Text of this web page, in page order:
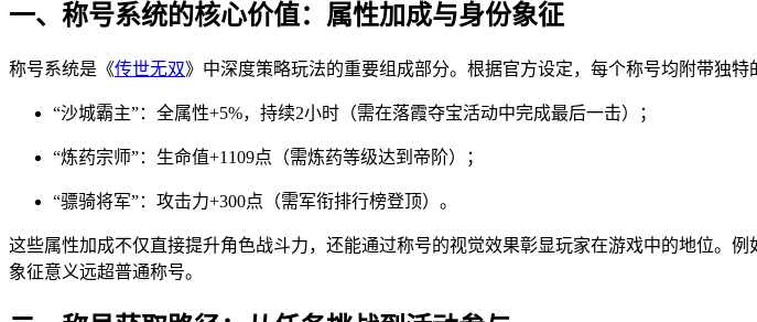
一、称号系统的核心价值：属性加成与身份象征
称号系统是《传世无双》中深度策略玩法的重要组成部分。根据官方设定，每个称号均附带独特
“沙城霸主”：全属性+5%，持续2小时（需在落霞夺宝活动中完成最后一击）；
“炼药宗师”：生命值+1109点（需炼药等级达到帝阶）；
“骠骑将军”：攻击力+300点（需军衔排行榜登顶）。
这些属性加成不仅直接提升角色战斗力，还能通过称号的视觉效果彰显玩家在游戏中的地位。
象征意义远超普通称号。